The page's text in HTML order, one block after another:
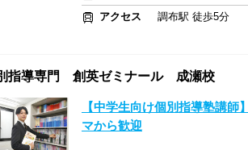
アクセス
調布駅 徒歩5分
指導専門 創英ゼミナール 成瀬校
【中学生向け個別指導塾講
マから歓迎